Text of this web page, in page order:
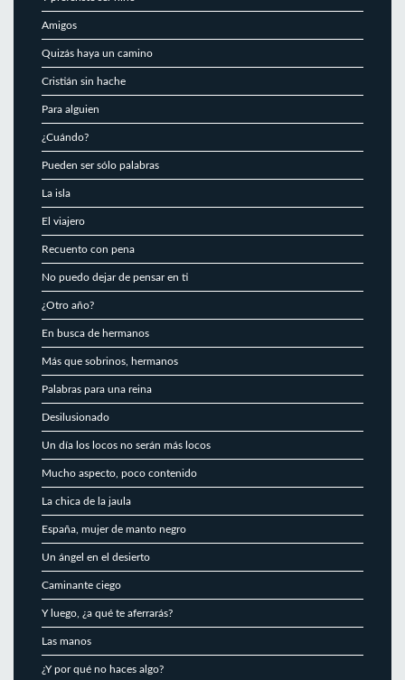
Amigos
Quizás haya un camino
Cristián sin hache
Para alguien
¿Cuándo?
Pueden ser sólo palabras
La isla
El viajero
Recuento con pena
No puedo dejar de pensar en ti
¿Otro año?
En busca de hermanos
Más que sobrinos, hermanos
Palabras para una reina
Desilusionado
Un día los locos no serán más locos
Mucho aspecto, poco contenido
La chica de la jaula
España, mujer de manto negro
Un ángel en el desierto
Caminante ciego
Y luego, ¿a qué te aferrarás?
Las manos
¿Y por qué no haces algo?